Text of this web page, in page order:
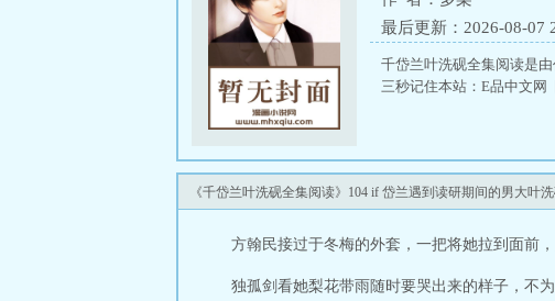
最后更新：2026-08-07
千岱兰叶洗砚全集阅读是
三秒记住本站：E品中文网
《千岱兰叶洗砚全集阅读》104 if 岱兰遇到读研期间的男大叶
方翰民接过于冬梅的外套，一把将她拉到面前
独孤剑看她梨花带雨随时要哭出来的样子，不